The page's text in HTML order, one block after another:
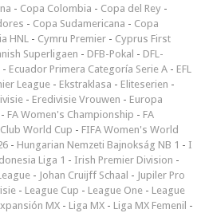
- Copa Colombia - Copa del Rey -
- Copa Sudamericana - Copa
HNL - Cymru Premier - Cyprus First
Superligaen - DFB-Pokal - DFL-
- Ecuador Primera Categoría Serie A - EFL
League - Ekstraklasa - Eliteserien -
- Eredivisie Vrouwen - Europa
- FA Women's Championship - FA
Club World Cup - FIFA Women's World
- Hungarian Nemzeti Bajnokság NB 1 - I
Liga 1 - Irish Premier Division -
- Johan Cruijff Schaal - Jupiler Pro
- League Cup - League One - League
MX - Liga MX - Liga MX Femenil -